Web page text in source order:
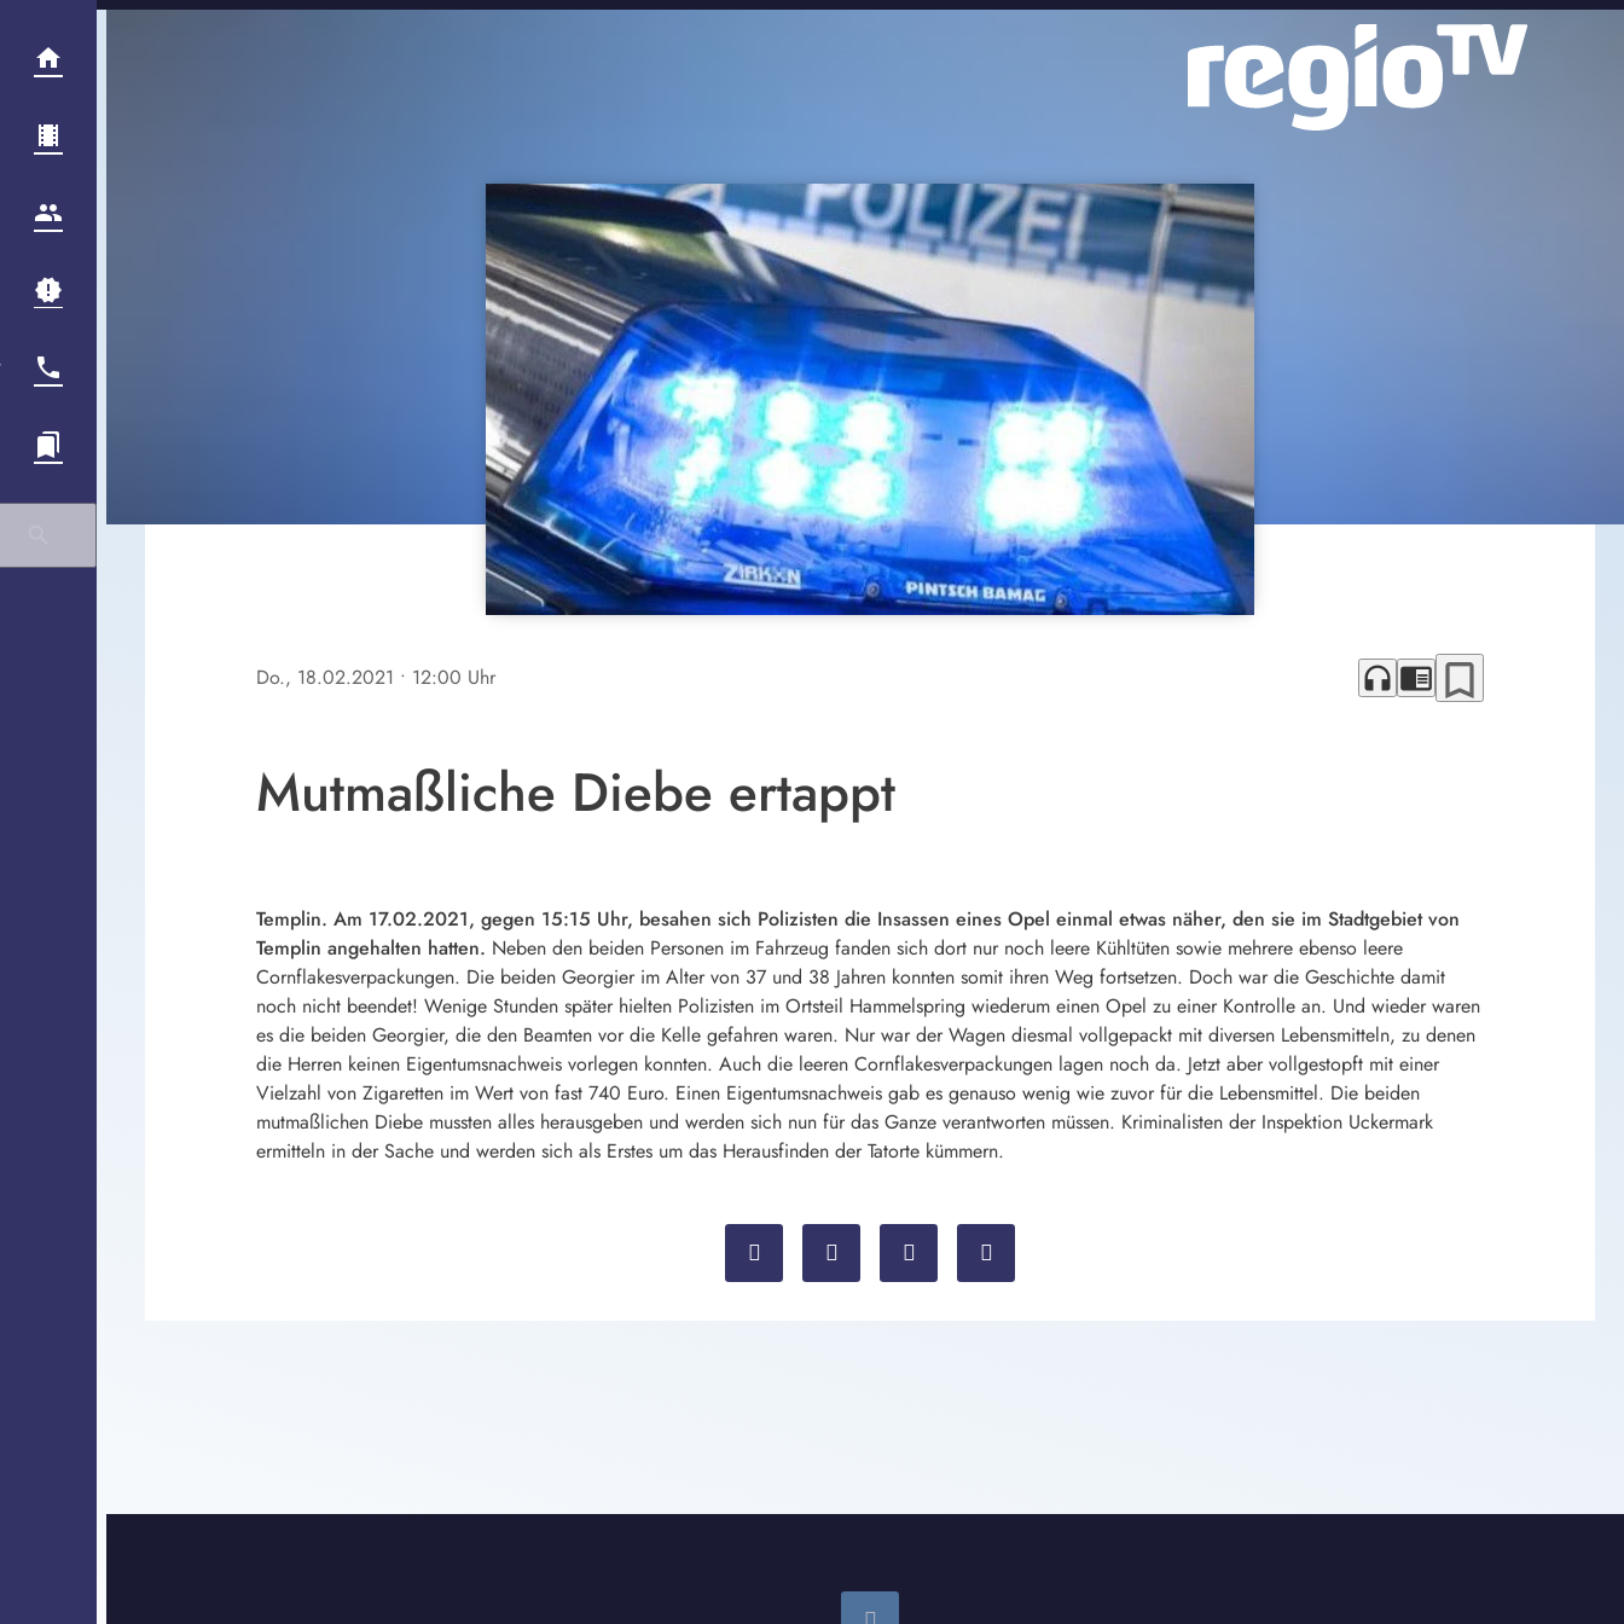
Do., 18.02.2021 • 12:00 Uhr headphones chrome_reader_mode bookmark_border
Mutmaßliche Diebe ertappt
Templin. Am 17.02.2021, gegen 15:15 Uhr, besahen sich Polizisten die Insassen eines Opel einmal etwas näher, den sie im Stadtgebiet von
Templin angehalten hatten. Neben den beiden Personen im Fahrzeug fanden sich dort nur noch leere Kühltüten sowie mehrere ebenso leere
Cornflakesverpackungen. Die beiden Georgier im Alter von 37 und 38 Jahren konnten somit ihren Weg fortsetzen. Doch war die Geschichte damit
noch nicht beendet! Wenige Stunden später hielten Polizisten im Ortsteil Hammelspring wiederum einen Opel zu einer Kontrolle an. Und wieder waren
es die beiden Georgier, die den Beamten vor die Kelle gefahren waren. Nur war der Wagen diesmal vollgepackt mit diversen Lebensmitteln, zu denen
die Herren keinen Eigentumsnachweis vorlegen konnten. Auch die leeren Cornflakesverpackungen lagen noch da. Jetzt aber vollgestopft mit einer
Vielzahl von Zigaretten im Wert von fast 740 Euro. Einen Eigentumsnachweis gab es genauso wenig wie zuvor für die Lebensmittel. Die beiden
mutmaßlichen Diebe mussten alles herausgeben und werden sich nun für das Ganze verantworten müssen. Kriminalisten der Inspektion Uckermark
ermitteln in der Sache und werden sich als Erstes um das Herausfinden der Tatorte kümmern.